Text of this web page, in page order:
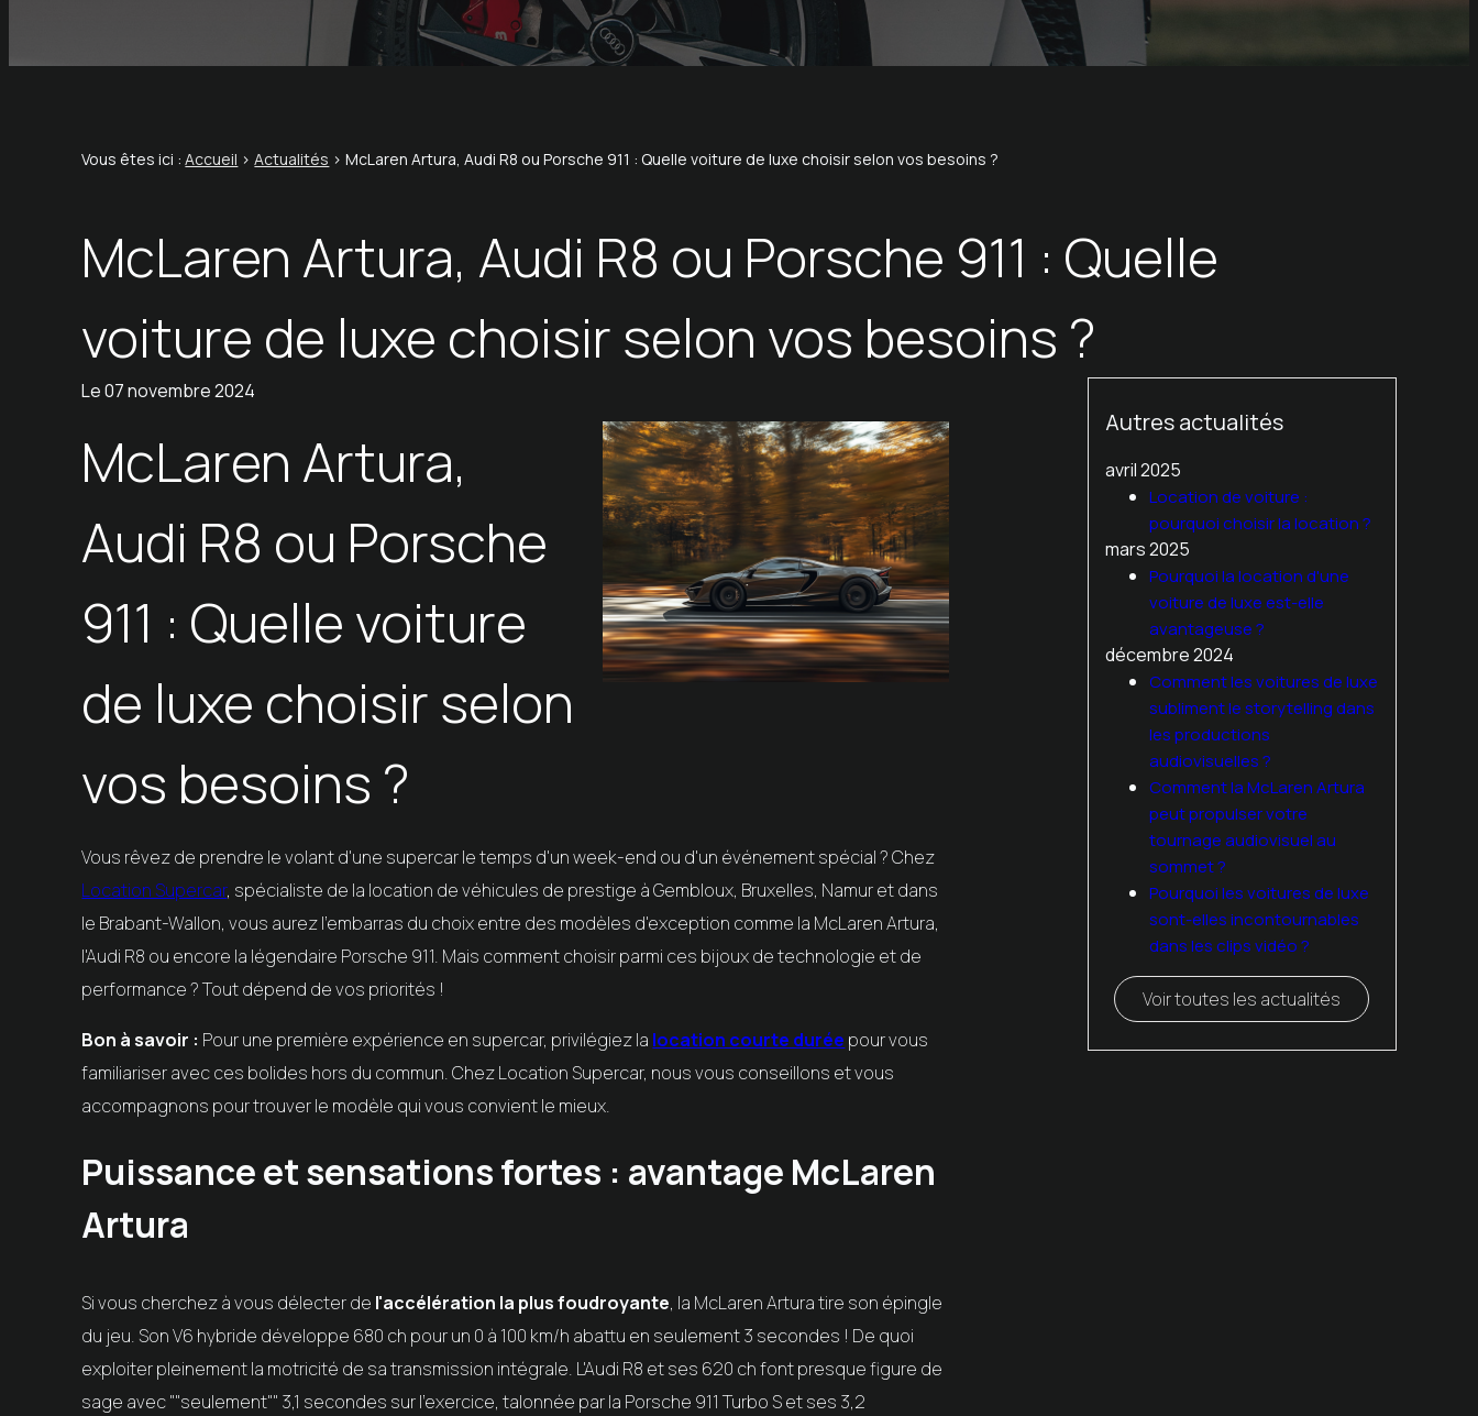
Vous êtes ici : Accueil >Actualités > McLaren Artura, Audi R8 ou Porsche 911 : Quelle voiture de luxe choisir selon vos besoins ?
McLaren Artura, Audi R8 ou Porsche 911 : Quelle
voiture de luxe choisir selon vos besoins ?
Le07 novembre 2024
McLaren Artura,
Audi R8 ou Porsche
911 : Quelle voiture
de luxe choisir selon
vos besoins ?
Vous rêvez de prendre le volant d'une supercar le temps d'un week-end ou d'un événement spécial ? Chez
Location Supercar, spécialiste de la location de véhicules de prestige à Gembloux, Bruxelles, Namur et dans
le Brabant-Wallon, vous aurez l'embarras du choix entre des modèles d'exception comme la McLaren Artura,
l'Audi R8 ou encore la légendaire Porsche 911. Mais comment choisir parmi ces bijoux de technologie et de
performance ? Tout dépend de vos priorités !
Bon à savoir : Pour une première expérience en supercar, privilégiez la location courte durée pour vous
familiariser avec ces bolides hors du commun. Chez Location Supercar, nous vous conseillons et vous
accompagnons pour trouver le modèle qui vous convient le mieux.
Puissance et sensations fortes : avantage McLaren
Artura
Si vous cherchez à vous délecter de l'accélération la plus foudroyante, la McLaren Artura tire son épingle
du jeu. Son V6 hybride développe 680 ch pour un 0 à 100 km/h abattu en seulement 3 secondes ! De quoi
exploiter pleinement la motricité de sa transmission intégrale. L'Audi R8 et ses 620 ch font presque figure de
sage avec ""seulement"" 3,1 secondes sur l'exercice, talonnée par la Porsche 911 Turbo S et ses 3,2
Autres actualités
avril 2025
Location de voiture :
pourquoi choisir la location ?
mars 2025
Pourquoi la location d'une
voiture de luxe est-elle
avantageuse ?
décembre 2024
Comment les voitures de luxe
subliment le storytelling dans
les productions
audiovisuelles ?
Comment la McLaren Artura
peut propulser votre
tournage audiovisuel au
sommet ?
Pourquoi les voitures de luxe
sont-elles incontournables
dans les clips vidéo ?
Voir toutes les actualités